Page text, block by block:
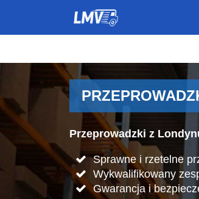
Przeprowadzki z
Sprawne i rzetelne
Wykwalifikowany
Gwarancja i